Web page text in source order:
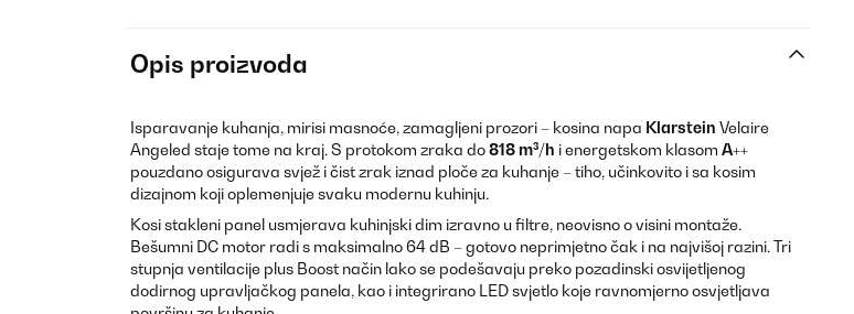
Opis proizvoda
Isparavanje kuhanja, mirisi masnoće, zamagljeni prozori – kosina napa Klarstein Velaire
Angeled staje tome na kraj. S protokom zraka do818 m³/h i energetskom klasom A++
pouzdano osigurava svjež i čist zrak iznad ploče za kuhanje – tiho, učinkovito i sa kosim
dizajnom koji oplemenjuje svaku modernu kuhinju.
Kosi stakleni panel usmjerava kuhinjski dim izravno u filtre, neovisno o visini montaže.
Bešumni DC motor radi s maksimalno 64 dB – gotovo neprimjetno čak i na najvišoj razini. Tri
stupnja ventilacije plus Boost način lako se podešavaju preko pozadinski osvijetljenog
dodirnog upravljačkog panela, kao i integrirano LED svjetlo koje ravnomjerno osvjetljava